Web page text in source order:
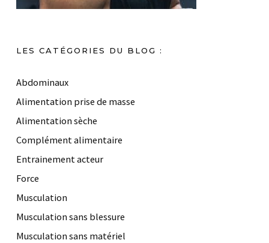
LES CATÉGORIES DU BLOG :
Abdominaux
Alimentation prise de masse
Alimentation sèche
Complément alimentaire
Entrainement acteur
Force
Musculation
Musculation sans blessure
Musculation sans matériel